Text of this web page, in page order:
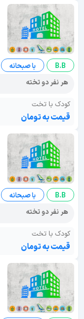
B.B
با صبحانه
هر نفر دو تخته
کودک با تخت
قیمت به تومان
B.B
با صبحانه
هر نفر دو تخته
کودک با تخت
قیمت به تومان